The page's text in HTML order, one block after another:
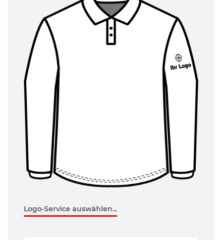
Logo-Service auswählen...